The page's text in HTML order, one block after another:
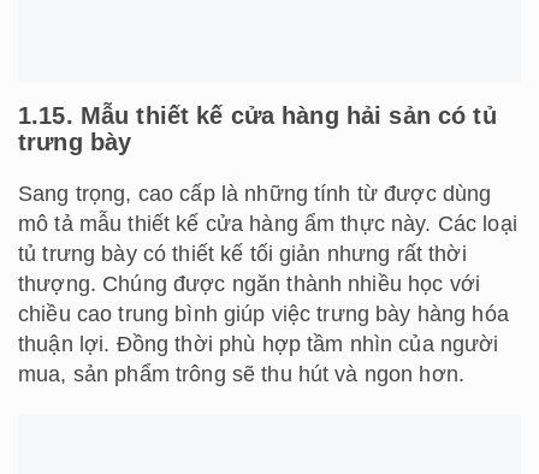
1.15. Mẫu thiết kế cửa hàng hải sản có tủ
trưng bày
Sang trọng, cao cấp là những tính từ được dùng
mô tả mẫu thiết kế cửa hàng ẩm thực này. Các loại
tủ trưng bày có thiết kế tối giản nhưng rất thời
thượng. Chúng được ngăn thành nhiều học với
chiều cao trung bình giúp việc trưng bày hàng hóa
thuận lợi. Đồng thời phù hợp tầm nhìn của người
mua, sản phẩm trông sẽ thu hút và ngon hơn.